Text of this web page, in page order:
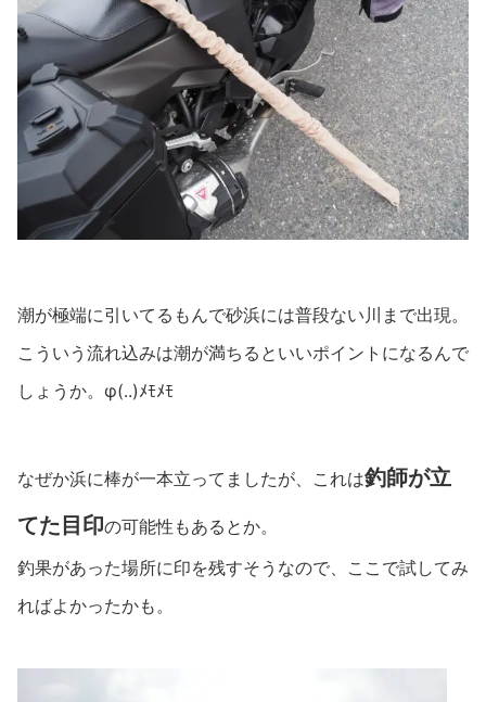
潮が極端に引いてるもんで砂浜には普段ない川まで出現。
こういう流れ込みは潮が満ちるといいポイントになるんで
しょうか。φ(..)ﾒﾓﾒﾓ
なぜか浜に棒が一本立ってましたが、これは釣師が立
てた目印の可能性もあるとか。
釣果があった場所に印を残すそうなので、ここで試してみ
ればよかったかも。